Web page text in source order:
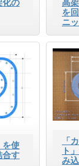
化の
高
を
ニ
を使
合す
「
ト
み